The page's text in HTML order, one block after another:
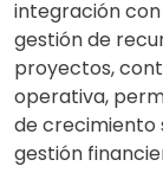
integración
gestión de
proyectos,
operativa,
de crecimiento
gestión